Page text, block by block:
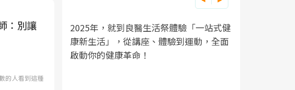
：別讓
的人看到這種
在快速邁
國家政策
院所的服
生活祭體驗「一站式健
座、體驗到運動，全面
良醫健康網從「換季的身體變化」出發，
透過醫學觀點與日常感受的對話，建立對
亞健康的認知，進而引導實際的改善行